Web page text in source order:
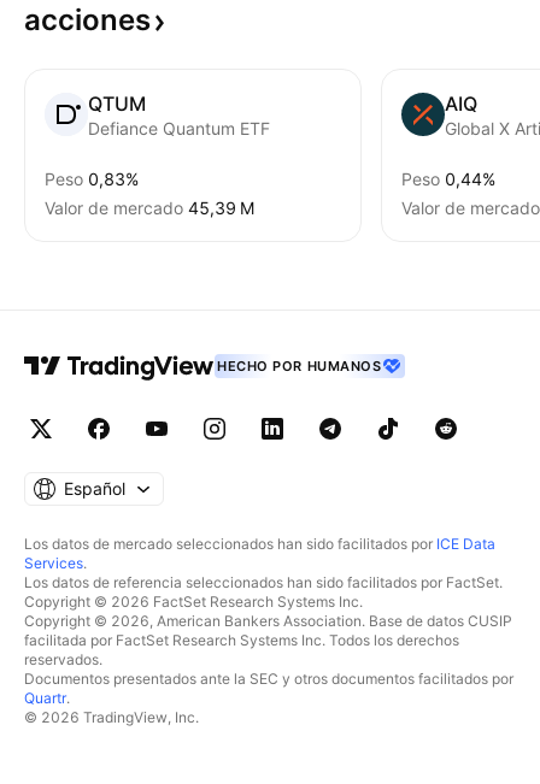
acciones
QTUM
Defiance Quantum ETF
Peso 0,83%
Valor de mercado ‪45,39 M‬
AIQ
Peso 0,44%
Valor de mercado
HECHO POR HUMANOS
Español
Los datos de mercado seleccionados han sido facilitados por ICE Data
Services.
Los datos de referencia seleccionados han sido facilitados por FactSet.
Copyright © 2026 FactSet Research Systems Inc.
Copyright © 2026, American Bankers Association. Base de datos CUSIP
facilitada por FactSet Research Systems Inc. Todos los derechos
reservados.
Documentos presentados ante la SEC y otros documentos facilitados por
Quartr.
© 2026 TradingView, Inc.